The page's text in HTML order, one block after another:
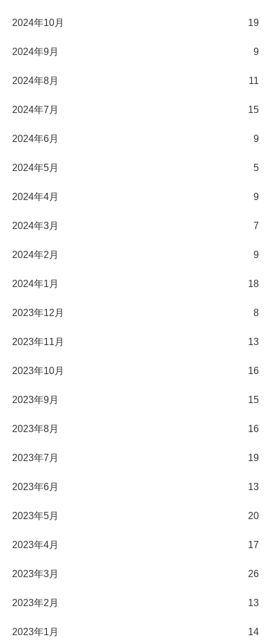
2024年10月 19
2024年9月 9
2024年8月 11
2024年7月 15
2024年6月 9
2024年5月 5
2024年4月 9
2024年3月 7
2024年2月 9
2024年1月 18
2023年12月 8
2023年11月 13
2023年10月 16
2023年9月 15
2023年8月 16
2023年7月 19
2023年6月 13
2023年5月 20
2023年4月 17
2023年3月 26
2023年2月 13
2023年1月 14